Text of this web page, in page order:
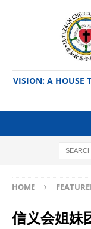
VISION: A HOUSE
HOME
信义会姐妹